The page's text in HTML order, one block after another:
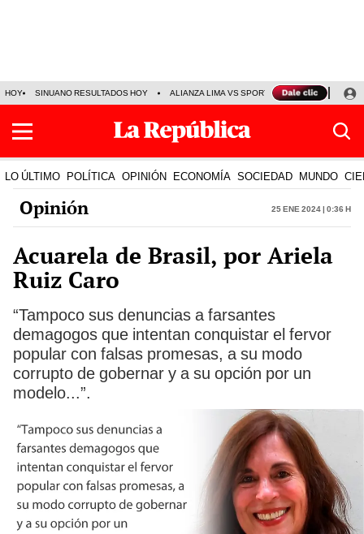
HOY SINUANO RESULTADOS HOY ALIANZA LIMA VS SPORT BOYS JORGE
LO ÚLTIMO POLÍTICA OPINIÓN ECONOMÍA SOCIEDAD MUNDO
Opinión 25 Ene 2024 | 0:36 h
Acuarela de Brasil, por Ariela
Ruiz Caro
“Tampoco sus denuncias a farsantes
demagogos que intentan conquistar el fervor
popular con falsas promesas, a su modo
corrupto de gobernar y a su opción por un
modelo...”.